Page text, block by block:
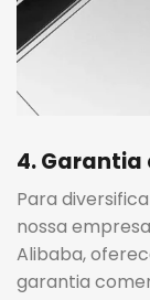
4.
Para
nossa
Alibaba,
garantia